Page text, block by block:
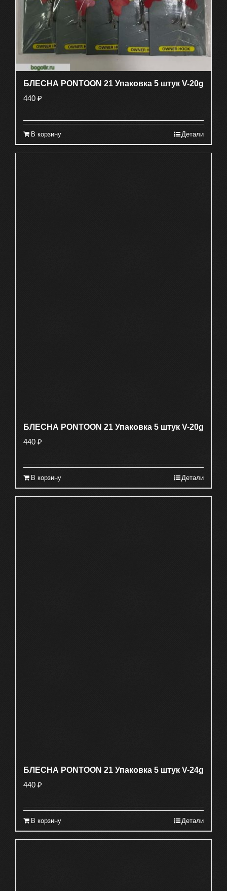
БЛЕСНА PONTOON 21 Упаковка 5 штук V-20g
440 ₽
В корзину Детали
БЛЕСНА PONTOON 21 Упаковка 5 штук V-20g
440 ₽
В корзину Детали
БЛЕСНА PONTOON 21 Упаковка 5 штук V-24g
440 ₽
В корзину Детали